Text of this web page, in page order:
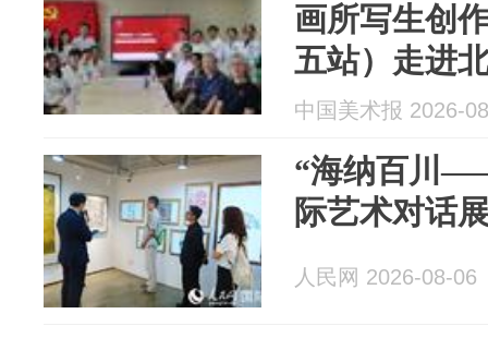
画所写生创
五站）走进
中国美术报 2026-
“海纳百川
际艺术对话
人民网 2026-08-06